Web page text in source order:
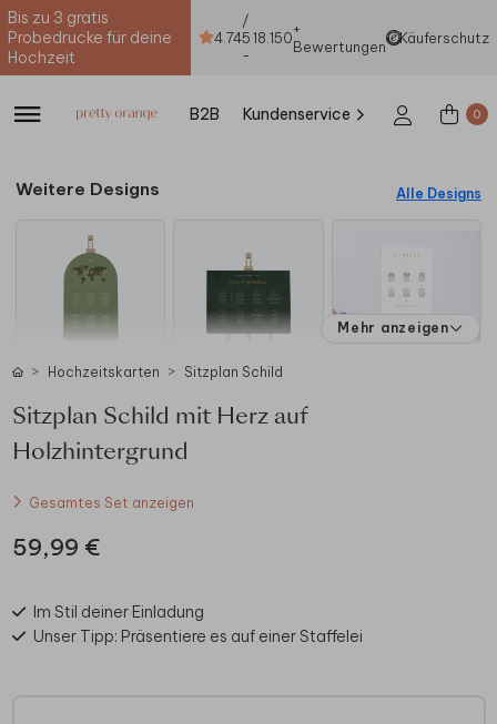
Bis zu 3 gratis
Probedrucke für deine
Hochzeit
4.74
/
5
-
18.150+
Bewertungen
Käuferschutz
B2B Kundenservice 0
Weitere Designs Alle Designs
Mehr anzeigen
Hochzeitskarten Sitzplan Schild
Sitzplan Schild mit Herz auf
Holzhintergrund
Gesamtes Set anzeigen
59,99 €
Im Stil deiner Einladung
Unser Tipp: Präsentiere es auf einer Staffelei